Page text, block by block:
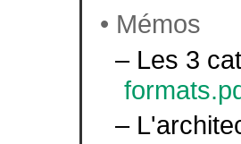
• Mémos
– Les 3
–